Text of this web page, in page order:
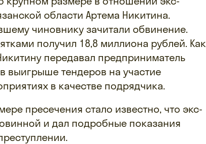
области Артема Никитина.
чиновнику зачитали обвинение.
получил 18,8 миллиона рублей. Как
передавал предприниматель
выигрыше тендеров на участие
в качестве подрядчика.
пресечения стало известно, что экс-
и дал подробные показания